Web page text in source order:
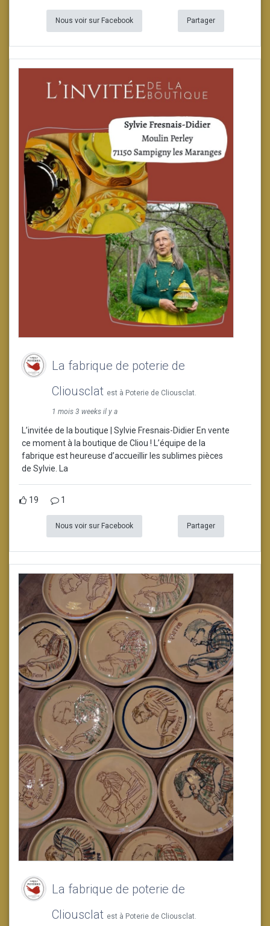
Nous voir sur Facebook Partager
La fabrique de poterie de
Cliousclat est à Poterie de Cliousclat.
1 mois 3 weeks il y a
L’invitée de la boutique | Sylvie Fresnais-Didier En vente
ce moment à la boutique de Cliou ! L’équipe de la
fabrique est heureuse d’accueillir les sublimes pièces
de Sylvie. La
19 1
Nous voir sur Facebook Partager
La fabrique de poterie de
Cliousclat est à Poterie de Cliousclat.